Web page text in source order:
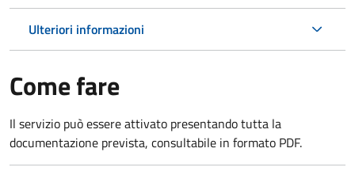
Ulteriori informazioni
Come fare
Il servizio può essere attivato presentando tutta la
documentazione prevista, consultabile in formato PDF.